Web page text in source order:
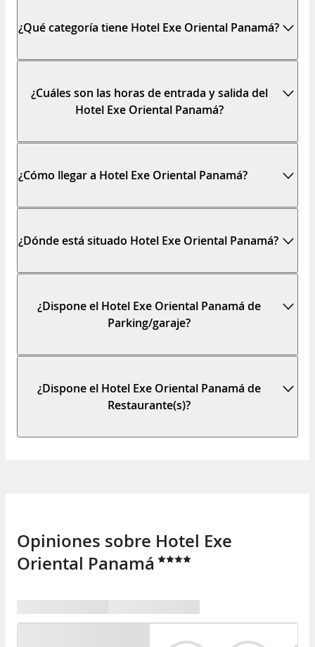
¿Qué categoría tiene Hotel Exe Oriental Panamá?
¿Cuáles son las horas de entrada y salida del
Hotel Exe Oriental Panamá?
¿Cómo llegar a Hotel Exe Oriental Panamá?
¿Dónde está situado Hotel Exe Oriental Panamá?
¿Dispone el Hotel Exe Oriental Panamá de
Parking/garaje?
¿Dispone el Hotel Exe Oriental Panamá de
Restaurante(s)?
Opiniones sobre Hotel Exe
Oriental Panamá